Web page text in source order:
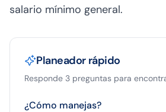
salario mínimo general.
Planeador rápido
Responde 3 preguntas para
¿Cómo manejas?